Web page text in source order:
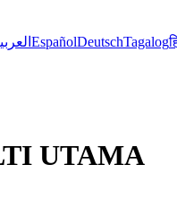
EspañolDeutschTagalog
UTAMA